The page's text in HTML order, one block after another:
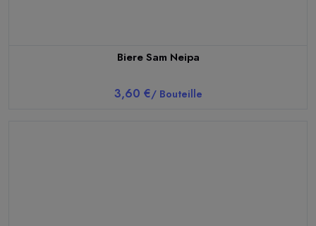
Biere Sam Neipa
3,60 €/ Bouteille